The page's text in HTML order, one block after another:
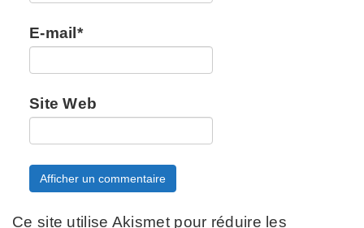
E-mail*
Site Web
Ce site utilise Akismet pour réduire les